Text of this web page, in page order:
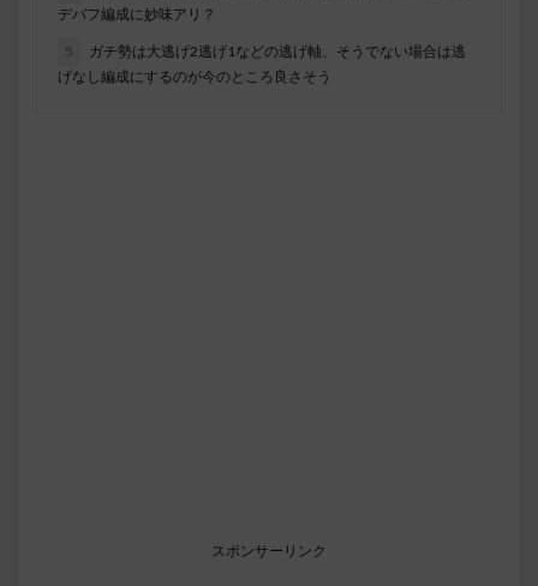
デバフ編成に妙味アリ？
5
ガチ勢は大逃げ2逃げ1などの逃げ軸、そうでない場合は逃
げなし編成にするのが今のところ良さそう
スポンサーリンク